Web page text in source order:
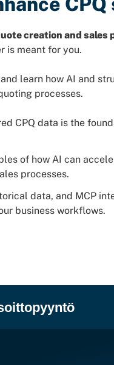
creation and sales
is meant for you.
learn how AI and
processes.
CPQ data is the
of how AI can
processes.
data, and MCP
business workflows.